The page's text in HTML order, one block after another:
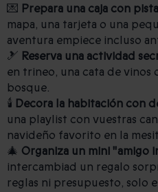
💌 Prepara una caja con
mapa, una tarjeta o una
aventura empiece incluso
🎿 Reserva una actividad
en trineo, una cata de
bosque.
🕯️ Decora la habitación con
una playlist con vuestras
navideño favorito en la
🎄 Organiza un mini "amigo
intercambiad un regalo
reglas ni presupuesto, solo